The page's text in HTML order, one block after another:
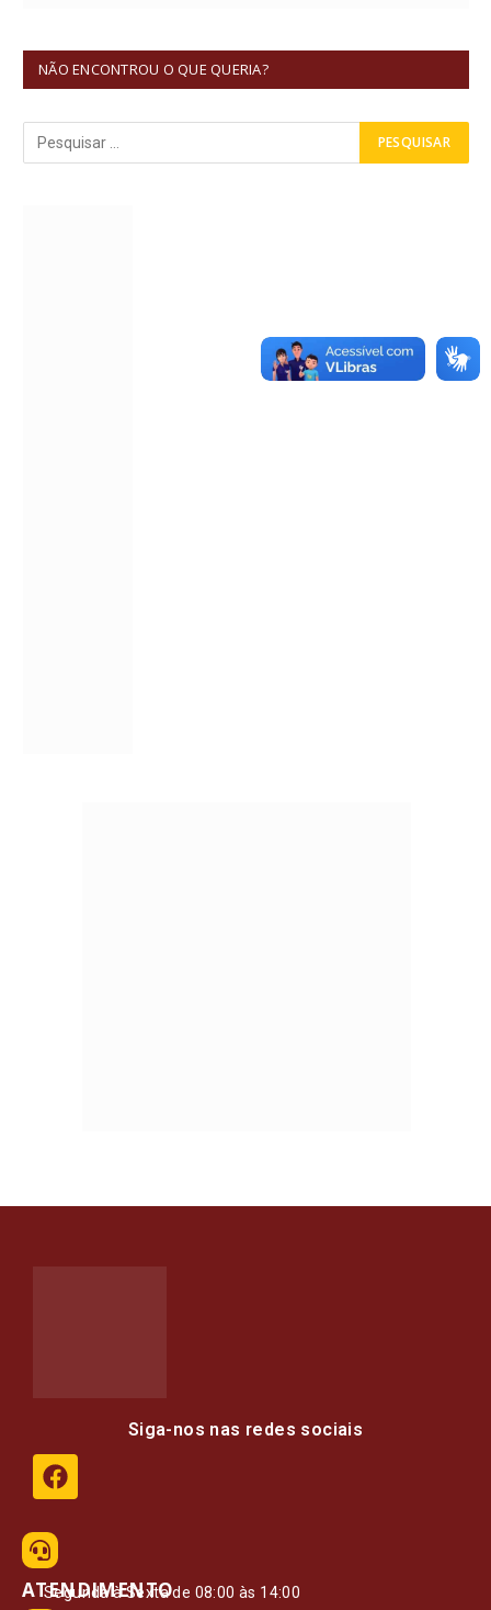
NÃO ENCONTROU O QUE QUERIA?
Siga-nos nas redes sociais
ATENDIMENTO
Segunda à Sexta de 08:00 às 14:00